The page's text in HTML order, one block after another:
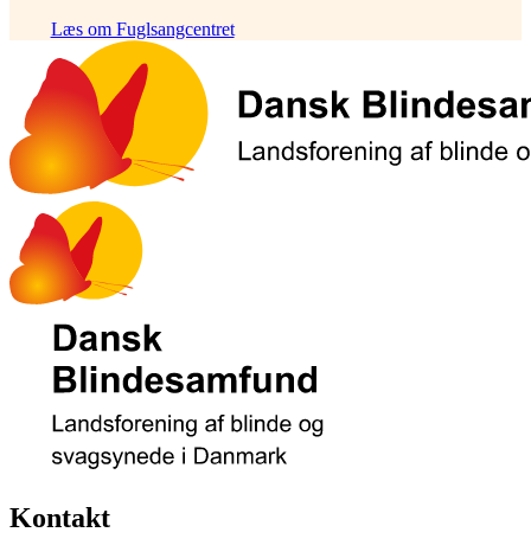
Læs om Fuglsangcentret
Kontakt